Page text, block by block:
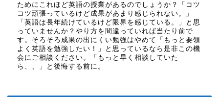
ためにこれほど英語の授業があるのでしょうか？「コツ
コツ頑張っているけど成果があまり感じられない。」
「英語は長年続けているけど限界を感じている。」と思
っていませんか？やり方を間違っていれば当たり前で
す。そろそろ成果の出にくい勉強はやめて「もっと要領
よく英語を勉強したい！」と思っているなら是非この機
会にご相談ください。「もっと早く相談していた
ら、、」と後悔する前に。